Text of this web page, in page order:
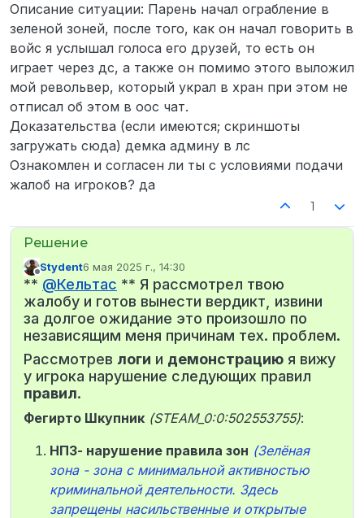
Описание ситуации: Парень начал ограбление в
зеленой зоней, после того, как он начал говорить в
войс я услышал голоса его друзей, то есть он
играет через дс, а также он помимо этого выложил
мой револьвер, который украл в хран при этом не
отписал об этом в оос чат.
Доказательства (если имеются; скриншоты
загружать сюда) демка админу в лс
Ознакомлен и согласен ли ты с условиями подачи
жалоб на игроков? да
1
Не в сети
Stydent6 мая 2025 г., 14:30
отредактировано
** @Кельтас ** Я рассмотрел твою
жалобу и готов вынести вердикт, извини
за долгое ожидание это произошло по
независящим меня причинам тех. проблем.
Рассмотрев логи и демонстрацию я вижу
у игрока нарушение следующих правил
правил.
Фегирто Шкупник (STEAM_0:0:502553755):
НПЗ- нарушение правила зон (Зелёная
зона - зона с минимальной активностью
криминальной деятельности. Здесь
запрещены насильственные и открытые